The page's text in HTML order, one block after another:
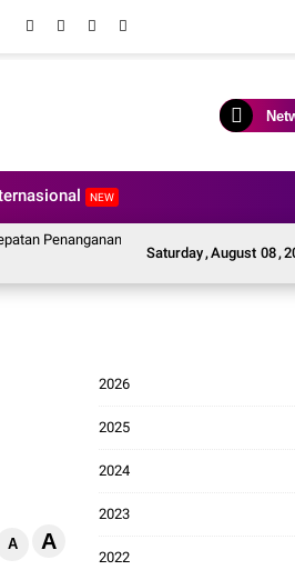
NEW
Saturday,August 08,
Pascabencana Sektor Pertanian
A A
2026
2025
2024
2023
2022